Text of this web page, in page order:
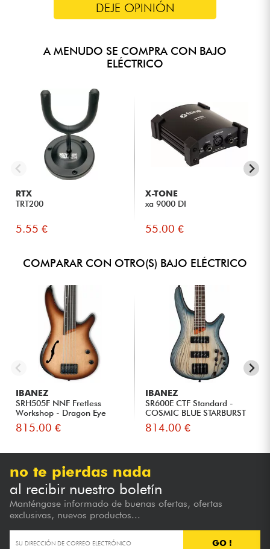
DEJE OPINIÓN
A MENUDO SE COMPRA CON BAJO
ELÉCTRICO
RTX
TRT200
5.55 €
X-TONE
xa 9000 DI
55.00 €
COMPARAR CON OTRO(S) BAJO ELÉCTRICO
IBANEZ
SRH505F NNF Fretless
Workshop - Dragon Eye
Burst F...
815.00 €
IBANEZ
SR600E CTF Standard -
COSMIC BLUE STARBURST
FLAT
814.00 €
no te pierdas nada
al recibir nuestro boletín
Manténgase informado de buenas ofertas, ofertas
exclusivas, nuevos productos...
GO !